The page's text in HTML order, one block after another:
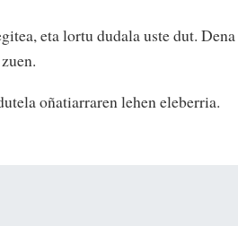
eta lortu dudala uste dut. Dena
oñatiarraren lehen eleberria.